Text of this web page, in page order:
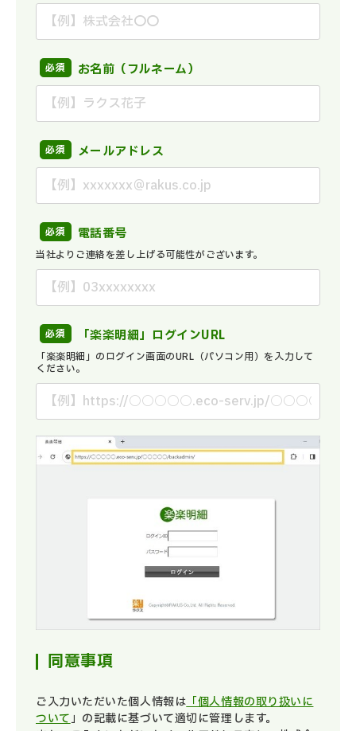
お名前（フルネーム）
メールアドレス
電話番号
当社よりご連絡を差し上げる可能性がございます。
「楽楽明細」ログインURL
「楽楽明細」のログイン画面のURL（パソコン用）を入力して
ください。
同意事項
ご入力いただいた個人情報は 「個人情報の取り扱いに
ついて」の記載に基づいて適切に管理します。